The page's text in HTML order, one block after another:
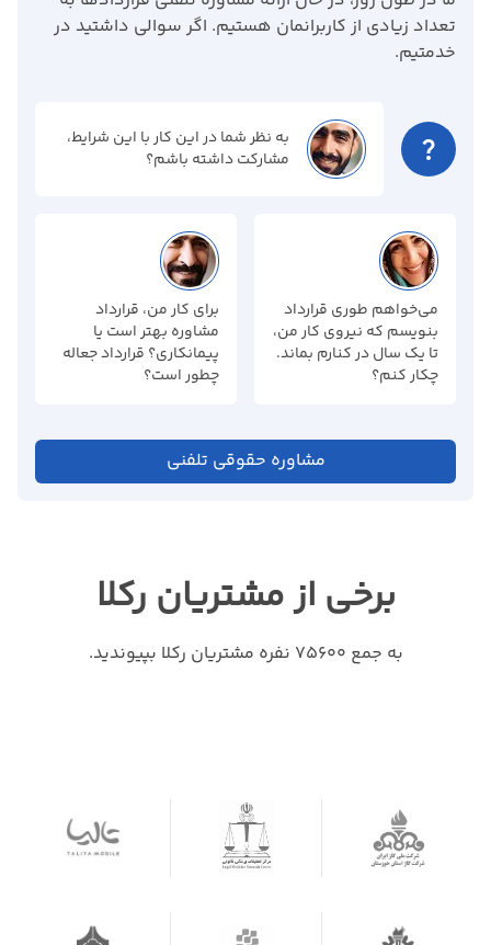
تعداد زیادی از کاربرانمان هستیم. اگر سوالی داشتید در
خدمتیم.
question_mark
به نظر شما در این کار با این شرایط،
مشارکت داشته باشم؟
می‌خواهم طوری قرارداد
بنویسم که نیروی کار من،
تا یک سال در کنارم بماند.
چکار کنم؟
برای کار من، قرارداد
مشاوره بهتر است یا
پیمانکاری؟ قرارداد جعاله
چطور است؟
مشاوره حقوقی تلفنی
برخی از مشتریان رکلا
به جمع 75600 نفره مشتریان رکلا بپیوندید.